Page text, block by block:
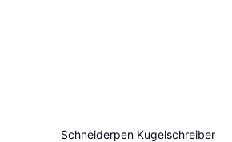
Schneiderpen Kugelschreiber